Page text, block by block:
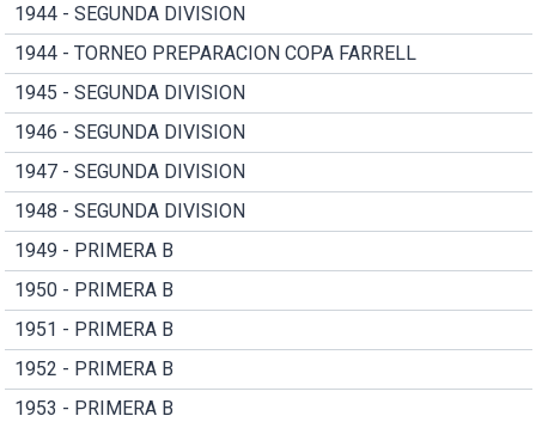
1944 - SEGUNDA DIVISION
1944 - TORNEO PREPARACION COPA FARRELL
1945 - SEGUNDA DIVISION
1946 - SEGUNDA DIVISION
1947 - SEGUNDA DIVISION
1948 - SEGUNDA DIVISION
1949 - PRIMERA B
1950 - PRIMERA B
1951 - PRIMERA B
1952 - PRIMERA B
1953 - PRIMERA B